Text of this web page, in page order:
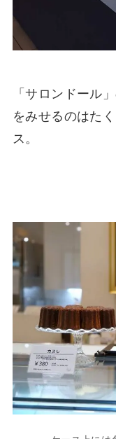
「サロンドール
をみせるのはた
ス。